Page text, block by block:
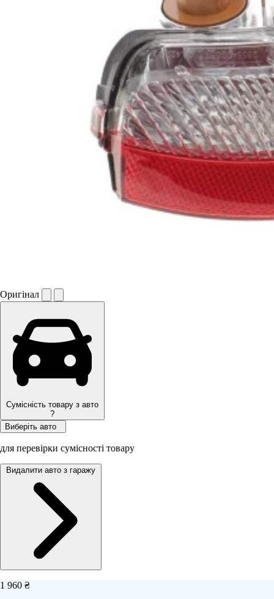
Оригінал
Сумісність товару з авто
?
Виберіть авто
для перевірки сумісності товару
Видалити авто з гаражу
1 960 ₴